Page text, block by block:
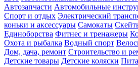
Автозапчасти Автомобильные
Спорт и отдых Электрический
коньки и аксессуары Самокаты
Единоборства Фитнес и тренажеры
Охота и рыбалка Водный спорт
Дом, дача, ремонт Строительство и
Детские товары Детские коляски